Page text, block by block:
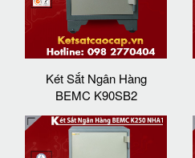
Két Sắt Ngân Hàng
BEMC K90SB2